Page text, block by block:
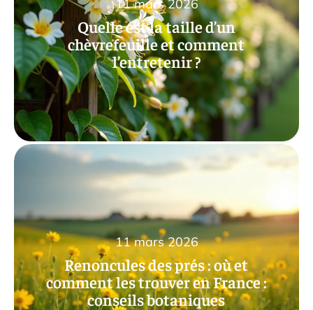
Quelle est la taille d’un
chèvrefeuille et comment
l’entretenir ?
11 mars 2026
Renoncules des prés : où et
comment les trouver en France :
conseils botaniques
11 mars 2026